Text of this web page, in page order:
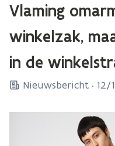
Vlaming
winkelzak,
in de
Nieuwsbericht · 12/